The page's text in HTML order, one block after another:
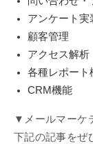
アンケート実
顧客管理
アクセス解析
各種レポート
CRM機能
▼メールマーケ
下記の記事をぜ